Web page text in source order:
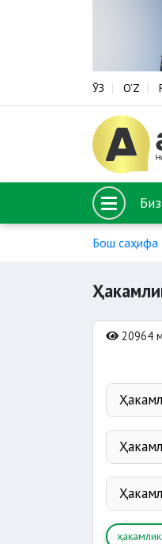
ЎЗ O‘Z
Бош саҳифа
20964